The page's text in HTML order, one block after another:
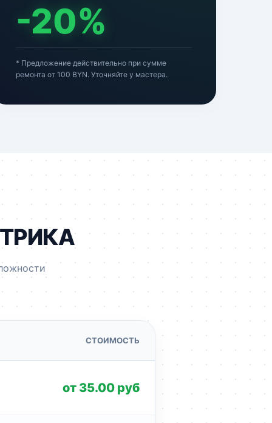
-20%
* Предложение действительно при сумме
ремонта от 100 BYN. Уточняйте у мастера.
СТОИМОСТЬ
от 35.00 руб